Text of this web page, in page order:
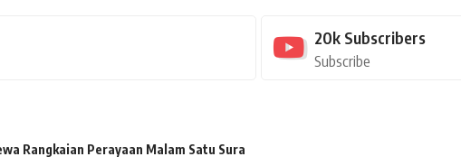
20k Subscribers
Subscribe
Rangkaian Perayaan Malam Satu Sura